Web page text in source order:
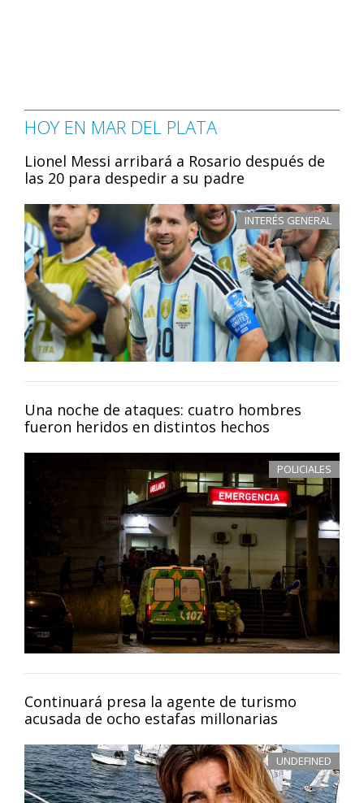
HOY EN MAR DEL PLATA
Lionel Messi arribará a Rosario después de
las 20 para despedir a su padre
INTERÉS GENERAL
Una noche de ataques: cuatro hombres
fueron heridos en distintos hechos
POLICIALES
Continuará presa la agente de turismo
acusada de ocho estafas millonarias
UNDEFINED